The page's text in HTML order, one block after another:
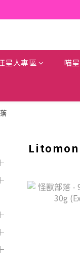
星人專區 喵
Litomon